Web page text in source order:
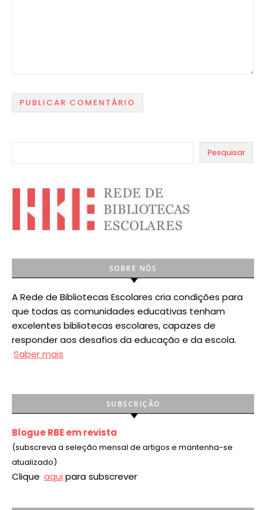
Pesquisar
SOBRE NÓS
A Rede de Bibliotecas Escolares cria condições para
que todas as comunidades educativas tenham
excelentes bibliotecas escolares, capazes de
responder aos desafios da educação e da escola.
Saber mais
SUBSCRIÇÃO
Blogue RBE em revista
(subscreva a seleção mensal de artigos e mantenha-se
atualizado)
Clique aqui para subscrever